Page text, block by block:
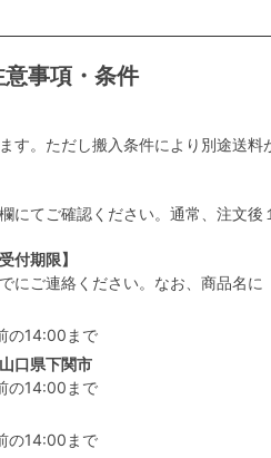
事項・条件
す。ただし搬入条件により別途送
にてご確認ください。通常、注文
付期限】
にご連絡ください。なお、商品名
の14:00まで
口県下関市
の14:00まで
の14:00まで